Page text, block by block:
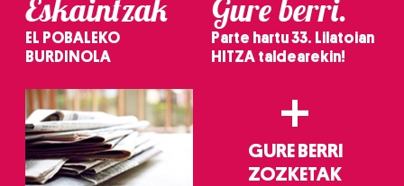
Eskaintzak
EL POBALEKO
BURDINOLA
Gure berri.
Parte hartu 33. Lilatoian
HITZA taldearekin!
+
GURE BERRI
ZOZKETAK